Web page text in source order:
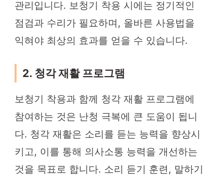
관리입니다. 보청기 착용 시에는 정기적인
점검과 수리가 필요하며, 올바른 사용법을
익혀야 최상의 효과를 얻을 수 있습니다.
2. 청각 재활 프로그램
보청기 착용과 함께 청각 재활 프로그램에
참여하는 것은 난청 극복에 큰 도움이 됩니
다. 청각 재활은 소리를 듣는 능력을 향상시
키고, 이를 통해 의사소통 능력을 개선하는
것을 목표로 합니다. 소리 듣기 훈련, 말하기